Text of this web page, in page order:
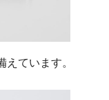
ています。